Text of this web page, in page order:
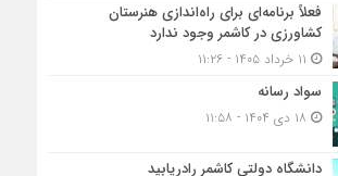
فعلاً برنامه‌ای برای راه‌اندازی هنرستان
کشاورزی در کاشمر وجود ندارد
سواد رسانه
دانشگاه دولتی کاشمر‌ رادریابید